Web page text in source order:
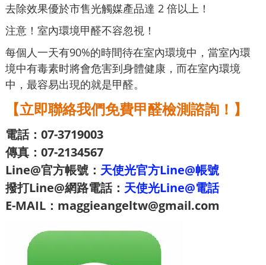
去除效果優於市售光觸媒產品達 2 倍以上！
注意！室內環境甲醛不容忽視！
每個人一天有90%的時間待在室內環境中，當室內環
境中有毒素时將會危害到身體健康，而在室內環境
中，最容易出現的就是甲醛。
【立即聯絡我們免費甲醛檢測諮詢！】
電話：07-3719003
傳真：07-2134567
Line@官方帳號： 天使光官方Line@帳號
撥打Line@網路電話： 天使光Line@電話
E-MAIL：maggieangeltw@gmail.com